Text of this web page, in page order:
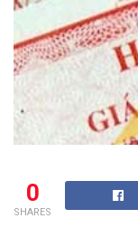
0
SHARES